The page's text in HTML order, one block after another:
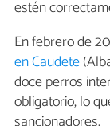
estén
En febrero de
en Caudete
doce perros
obligatorio, lo